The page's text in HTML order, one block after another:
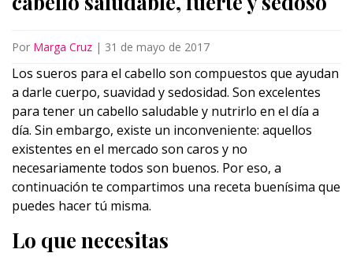
Por Marga Cruz | 31 de mayo de 2017
Los sueros para el cabello son compuestos que ayudan
a darle cuerpo, suavidad y sedosidad. Son excelentes
para tener un cabello saludable y nutrirlo en el día a
día. Sin embargo, existe un inconveniente: aquellos
existentes en el mercado son caros y no
necesariamente todos son buenos. Por eso, a
continuación te compartimos una receta buenísima que
puedes hacer tú misma.
Lo que necesitas